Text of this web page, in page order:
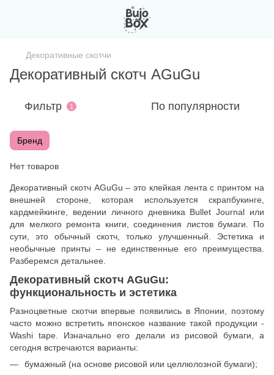
Декоративные скотчи
Декоративный скотч AGuGu
Фильтр 1 По популярности
Бренд
Нет товаров
Декоративный скотч AGuGu – это клейкая лента с принтом на
внешней стороне, которая используется скрапбукинге,
кардмейкинге, ведении личного дневника Bullet Journal или
для мелкого ремонта книги, соединения листов бумаги. По
сути, это обычный скотч, только улучшенный. Эстетика и
необычные принты – не единственные его преимущества.
Разберемся детальнее.
Декоративный скотч AGuGu:
функциональность и эстетика
Разноцветные скотчи впервые появились в Японии, поэтому
часто можно встретить японское название такой продукции -
Washi tape. Изначально его делали из рисовой бумаги, а
сегодня встречаются варианты:
бумажный (на основе рисовой или целлюлозной бумаги);